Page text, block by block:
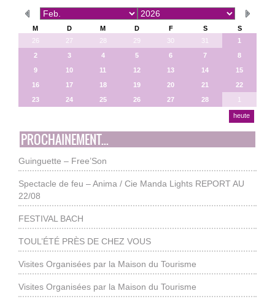
M D M D F S
S
26
27 28 29 30 31
1
2
3 4 5 6 7
8
9
10 11 12 13 14
15
16
17 18 19 20 21
22
23
24 25 26 27 28 1
heute
PROCHAINEMENT...
Guinguette – Free’Son
Spectacle de feu – Anima / Cie Manda Lights REPORT AU
22/08
FESTIVAL BACH
TOUL’ÉTÉ PRÈS DE CHEZ VOUS
Visites Organisées par la Maison du Tourisme
Visites Organisées par la Maison du Tourisme